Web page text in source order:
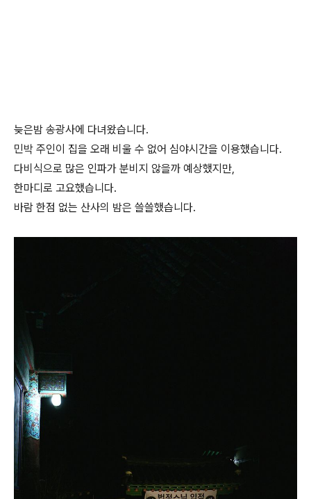
늦은밤 송광사에 다녀왔습니다.
민박 주인이 집을 오래 비울 수 없어 심야시간을 이용했습니다.
다비식으로 많은 인파가 분비지 않을까 예상했지만,
한마디로 고요했습니다.
바람 한점 없는 산사의 밤은 쓸쓸했습니다.